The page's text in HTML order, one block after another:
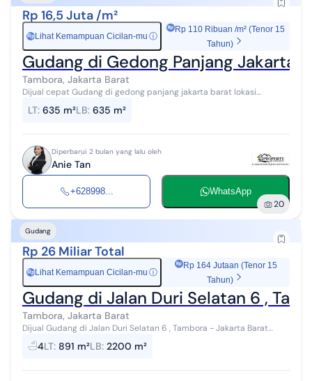
Rp 16,5 Juta /m²
RpLihat Kemampuan Cicilan-mu ⓘ
Rp 110 Ribuan /m² (Tenor 15
Tahun)
Gudang di Gedong Panjang Jakarta
Tambora, Jakarta Barat
Dijual cepat Gudang di gedong panjang jakarta barat lokasi
SHGB Hadap Barat Harga 16,...
LT: 635 m²LB: 635 m²
Diperbarui 2 bulan yang lalu oleh
Anie Tan
+628998... WhatsApp
20
Gudang
Rp 26 Miliar Total
RpLihat Kemampuan Cicilan-mu ⓘ
Rp 164 Jutaan (Tenor 15
Tahun)
Gudang di Jalan Duri Selatan 6 ,
Tambora, Jakarta Barat
Dijual Gudang di Jalan Duri Selatan 6 , Tambora - Jakarta Barat
lokasi sangat strategis dan ramai Luas Tanah : ±891 m2 (27X33) Luas
Bangunan : �...
4LT: 891 m²LB: 2200 m²